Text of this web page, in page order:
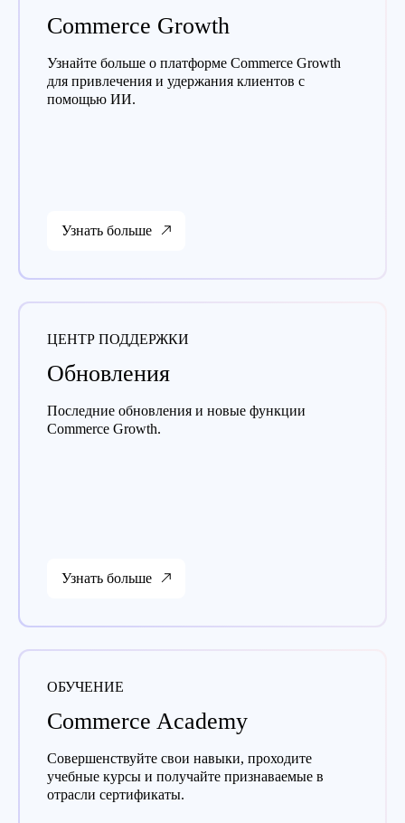
Commerce Growth
Узнайте больше о платформе Commerce Growth
для привлечения и удержания клиентов с
помощью ИИ.
Узнать больше
ЦЕНТР ПОДДЕРЖКИ
Обновления
Последние обновления и новые функции
Commerce Growth.
Узнать больше
ОБУЧЕНИЕ
Commerce Academy
Совершенствуйте свои навыки, проходите
учебные курсы и получайте признаваемые в
отрасли сертификаты.